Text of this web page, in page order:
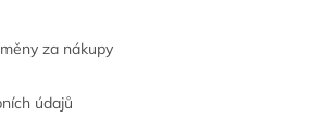
za nákupy
údajů